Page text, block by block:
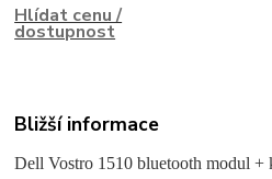
Hlídat cenu /
dostupnost
Bližší informace
Dell Vostro 1510 bluetooth modul +